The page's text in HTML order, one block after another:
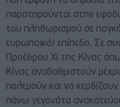
παρατηρούνται στην
του πληθωρισμού σε
ευρωπαϊκό) επίπεδο. Σε
Προέδρου Χί της Κίνας
Κίνας αναβαθμιστούν
πολεμούν και να
πάνω γεγονότα